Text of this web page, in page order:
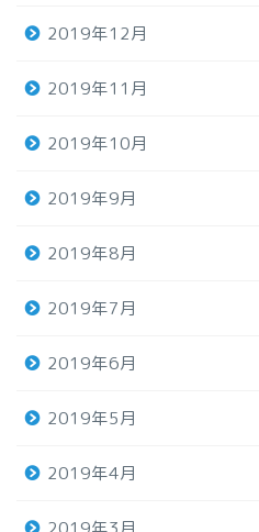
2019年12月
2019年11月
2019年10月
2019年9月
2019年8月
2019年7月
2019年6月
2019年5月
2019年4月